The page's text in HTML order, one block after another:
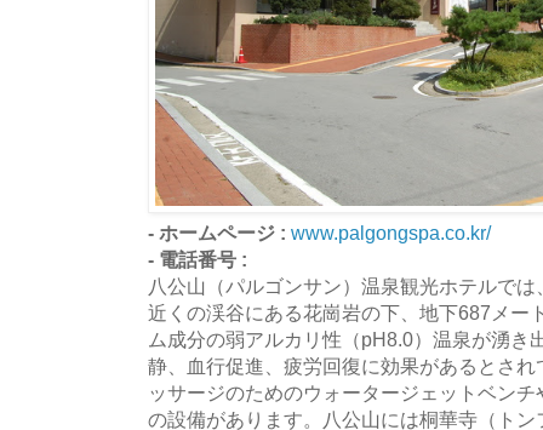
- ホームページ : www.palgongspa.co.kr/
- 電話番号 :
八公山（パルゴンサン）温泉観光ホテルで
近くの渓谷にある花崗岩の下、地下687メー
ム成分の弱アルカリ性（pH8.0）温泉が湧き
静、血行促進、疲労回復に効果があるとさ
ッサージのためのウォータージェットベン
の設備があります。八公山には桐華寺（ト